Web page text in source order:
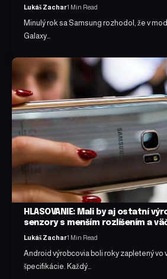
Lukáš Zachar1 Min Read
Minulý rok sa Samsung rozhodol, že v
Galaxy…
HLASOVANIE: Mali by aj ostatní
senzory s menším rozlíšením a
Lukáš Zachar1 Min Read
Android výrobcovia boli roky zapletený vo
špecifikácie. Každý…